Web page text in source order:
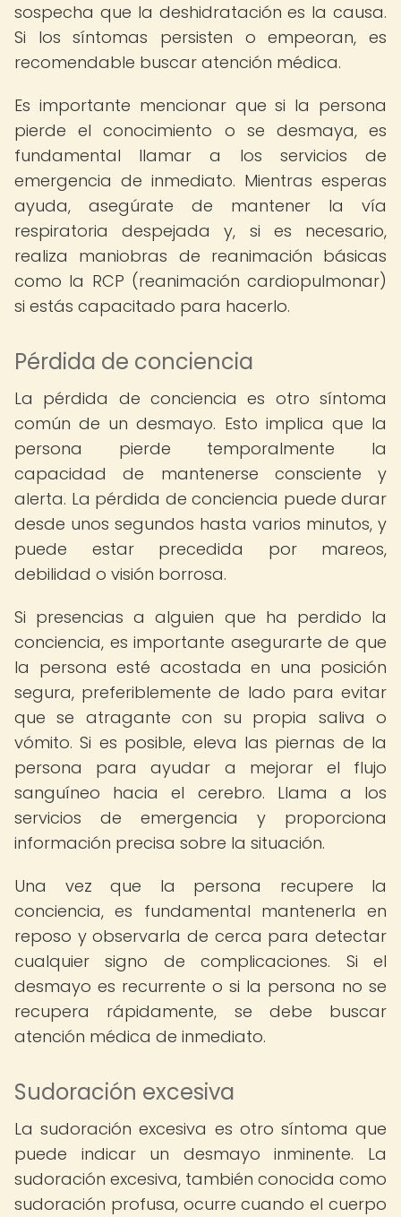
sospecha que la deshidratación es la causa.
Si los síntomas persisten o empeoran, es
recomendable buscar atención médica.
Es importante mencionar que si la persona
pierde el conocimiento o se desmaya, es
fundamental llamar a los servicios de
emergencia de inmediato. Mientras esperas
ayuda, asegúrate de mantener la vía
respiratoria despejada y, si es necesario,
realiza maniobras de reanimación básicas
como la RCP (reanimación cardiopulmonar)
si estás capacitado para hacerlo.
Pérdida de conciencia
La pérdida de conciencia es otro síntoma
común de un desmayo. Esto implica que la
persona pierde temporalmente la
capacidad de mantenerse consciente y
alerta. La pérdida de conciencia puede durar
desde unos segundos hasta varios minutos, y
puede estar precedida por mareos,
debilidad o visión borrosa.
Si presencias a alguien que ha perdido la
conciencia, es importante asegurarte de que
la persona esté acostada en una posición
segura, preferiblemente de lado para evitar
que se atragante con su propia saliva o
vómito. Si es posible, eleva las piernas de la
persona para ayudar a mejorar el flujo
sanguíneo hacia el cerebro. Llama a los
servicios de emergencia y proporciona
información precisa sobre la situación.
Una vez que la persona recupere la
conciencia, es fundamental mantenerla en
reposo y observarla de cerca para detectar
cualquier signo de complicaciones. Si el
desmayo es recurrente o si la persona no se
recupera rápidamente, se debe buscar
atención médica de inmediato.
Sudoración excesiva
La sudoración excesiva es otro síntoma que
puede indicar un desmayo inminente. La
sudoración excesiva, también conocida como
sudoración profusa, ocurre cuando el cuerpo